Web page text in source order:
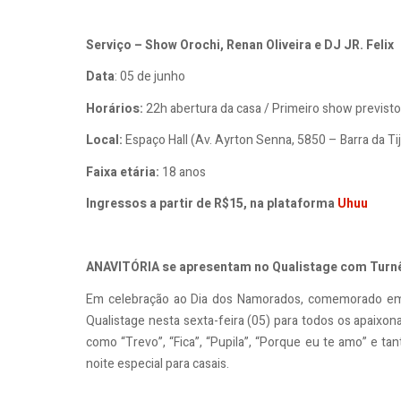
Serviço – Show Orochi, Renan Oliveira e DJ JR. Felix
Data: 05 de junho
Horários:22h abertura da casa / Primeiro show
Local:Espaço Hall (Av. Ayrton Senna, 5850 – Barra da
Faixa etária: 18 anos
Ingressos a partir de R$15, na plataforma Uhuu
ANAVITÓRIA se apresentam no Qualistage com
Em celebração ao Dia dos Namorados, comemorado
Qualistage nesta sexta-feira (05) para todos os
como “Trevo”, “Fica”, “Pupila”, “Porque eu te amo” e
noite especial para casais.